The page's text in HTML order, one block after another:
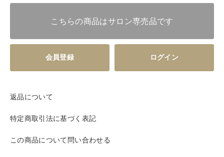
こちらの商品はサロン専売品です
会員登録 ログイン
返品について
特定商取引法に基づく表記
この商品について問い合わせる